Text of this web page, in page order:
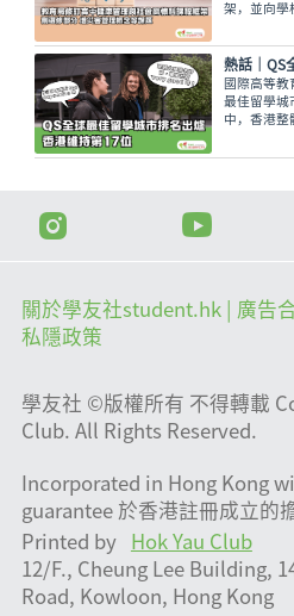
架，並向學
選修單元
災害管理概
2028/29 學
國際高等教
最佳留學城
中，香港整
關於學友社student.hk | 廣告
私隱政策
學友社 ©版權所有 不得轉載
Club. All Rights Reserved.
Incorporated in Hong Kong
guarantee 於香港註冊成立的
Printed by
Hok Yau Club
12/F., Cheung Lee Building,
Road, Kowloon, Hong Kong